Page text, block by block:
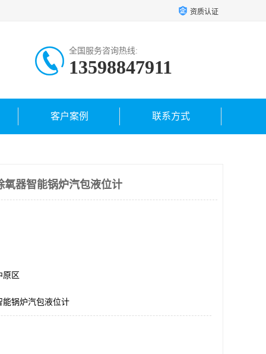
资质认证
全国服务咨询热线:
13598847911
客户案例 联系方式
氧器智能锅炉汽包液位计
原区
能锅炉汽包液位计